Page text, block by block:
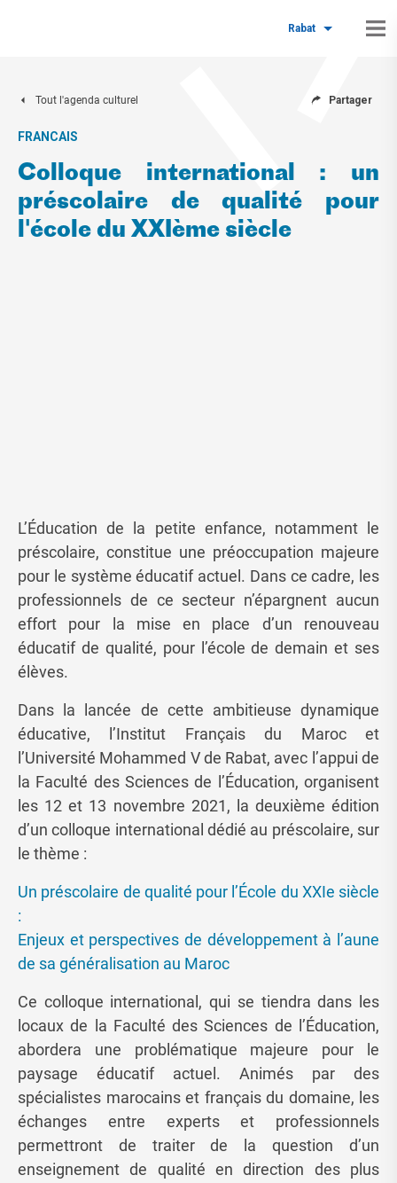
Rabat
Tout l'agenda culturel Partager
FRANCAIS
Colloque international : un
préscolaire de qualité pour
l'école du XXIème siècle
L’Éducation de la petite enfance, notamment le
préscolaire, constitue une préoccupation majeure
pour le système éducatif actuel. Dans ce cadre, les
professionnels de ce secteur n’épargnent aucun
effort pour la mise en place d’un renouveau
éducatif de qualité, pour l’école de demain et ses
élèves.
Dans la lancée de cette ambitieuse dynamique
éducative, l’Institut Français du Maroc et
l’Université Mohammed V de Rabat, avec l’appui de
la Faculté des Sciences de l’Éducation, organisent
les 12 et 13 novembre 2021, la deuxième édition
d’un colloque international dédié au préscolaire, sur
le thème :
Un préscolaire de qualité pour l’École du XXIe siècle
:
Enjeux et perspectives de développement à l’aune
de sa généralisation au Maroc
Ce colloque international, qui se tiendra dans les
locaux de la Faculté des Sciences de l’Éducation,
abordera une problématique majeure pour le
paysage éducatif actuel. Animés par des
spécialistes marocains et français du domaine, les
échanges entre experts et professionnels
permettront de traiter de la question d’un
enseignement de qualité en direction des plus